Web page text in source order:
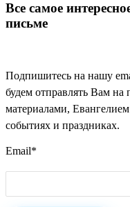
Все самое
письме
Подпишитесь на нашу
будем отправлять Вам
материалами,
событиях и праздниках.
Email*